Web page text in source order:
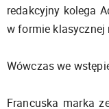
redakcyjny kolega
w formie klasycznej
Wówczas we
Francuska marka